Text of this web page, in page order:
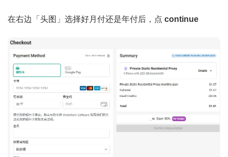
在右边「头图」选择好月付还是年付后，点 continue